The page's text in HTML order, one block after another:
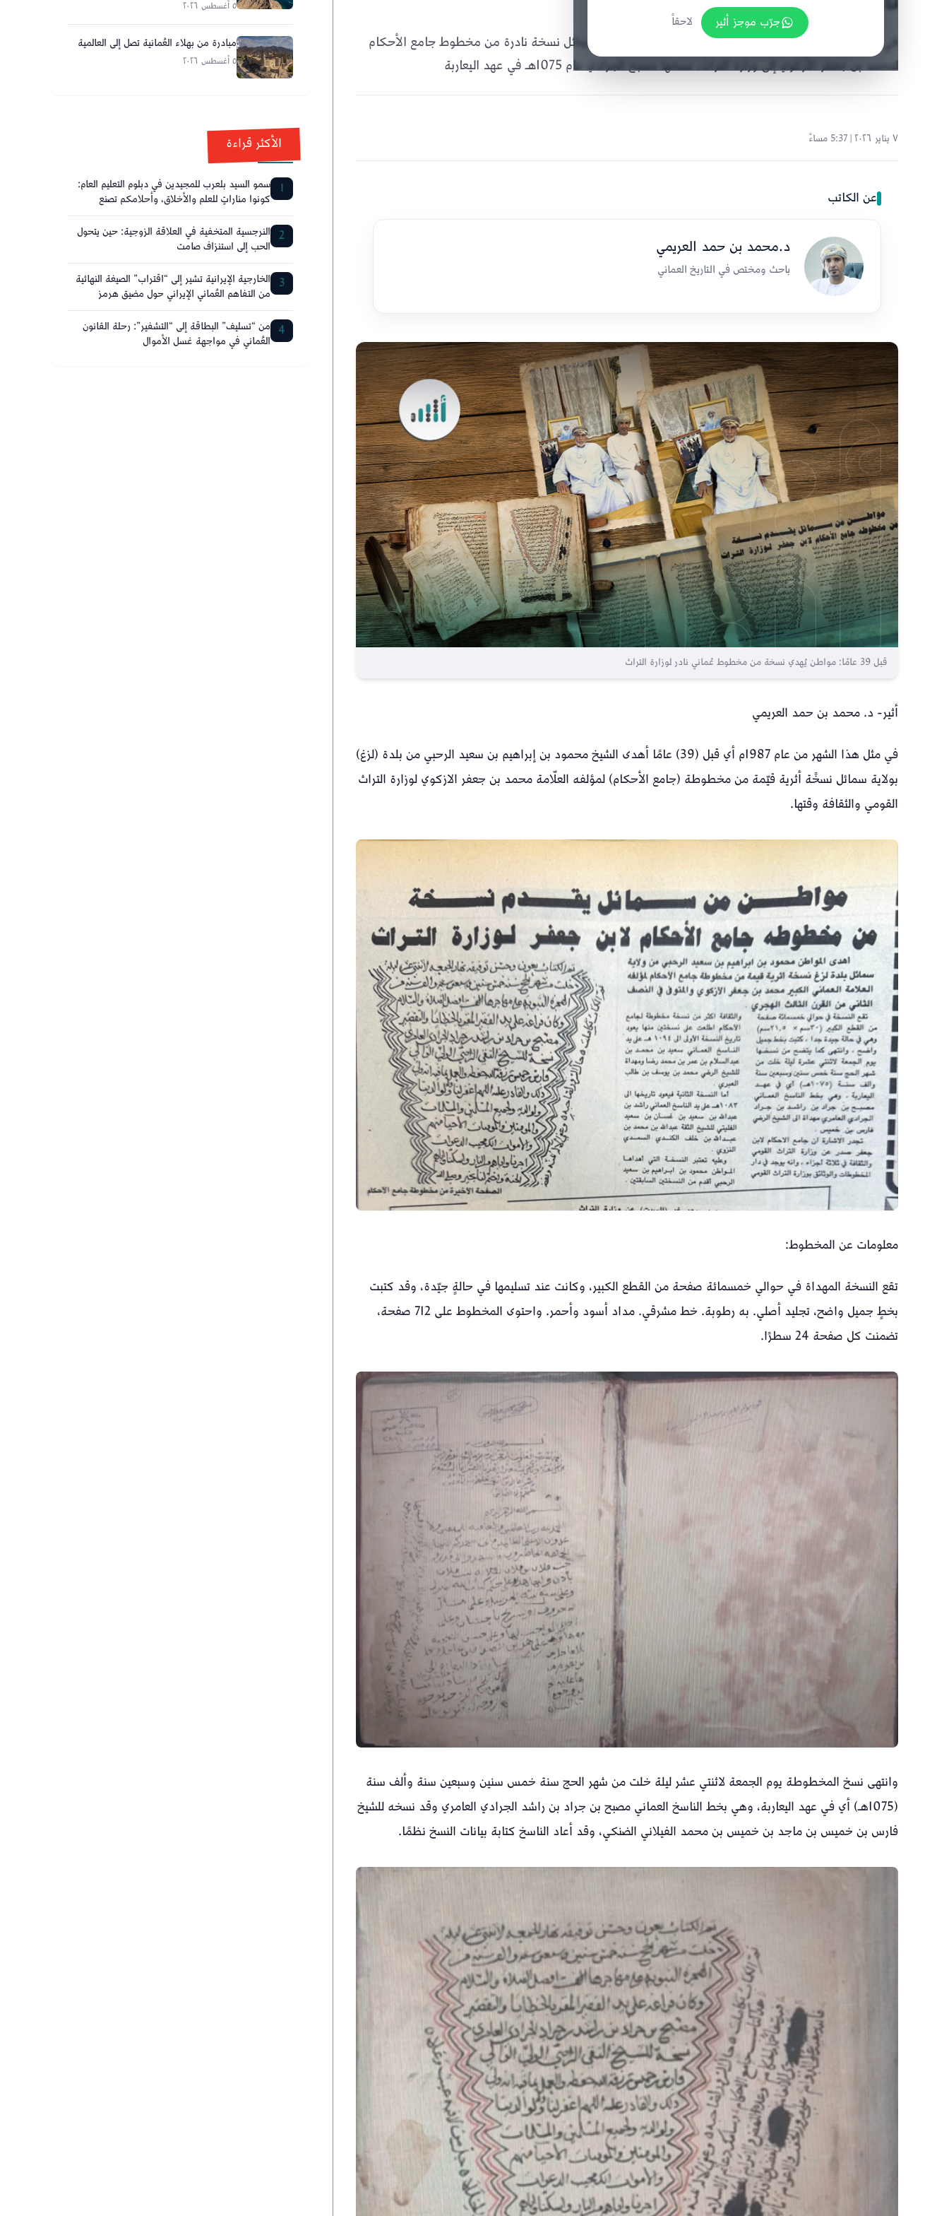
في يناير 1987 أهدى الشيخ محمود بن إبراهيم الرحبي من لزغ بسمائل نسخة نادرة من مخطوط جامع الأحكام
لمحمد بن جعفر الأزكوي إلى وزارة التراث، نسخها مصبح الجرادي عام 1075هـ في عهد اليعاربة
٧ يناير ٢٠٢٦ | 5:37 مساءً
عن الكاتب
د.محمد بن حمد العريمي
باحث ومختص في التاريخ العماني
قبل 39 عامًا: مواطن يُهدي نسخة من مخطوط عُماني نادر لوزارة التراث
أثير- د. محمد بن حمد العريمي
في مثل هذا الشهر من عام 1987م أي قبل (39) عامًا أهدى الشيخ محمود بن إبراهيم بن سعيد الرحبي من بلدة (لزغ)
بولاية سمائل نسخًة أثرية قيّمة من مخطوطة (جامع الأحكام) لمؤلفه العلّامة محمد بن جعفر الازكوي لوزارة التراث
القومي والثقافة وقتها.
معلومات عن المخطوط:
تقع النسخة المهداة في حوالي خمسمائة صفحة من القطع الكبير، وكانت عند تسليمها في حالةٍ جيّدة، وقد كتبت
بخطٍ جميل واضح، تجليد أصلي. به رطوبة. خط مشرقي. مداد أسود وأحمر. واحتوى المخطوط على 712 صفحة،
تضمنت كل صفحة 24 سطرًا.
وانتهى نسخ المخطوطة يوم الجمعة لاثنتي عشر ليلة خلت من شهر الحج سنة خمس سنين وسبعين سنة وألف سنة
(1075هـ) أي في عهد اليعاربة، وهي بخط الناسخ العماني مصبح بن جراد بن راشد الجرادي العامري وقد نسخه للشيخ
فارس بن خميس بن ماجد بن خميس بن محمد الفيلاني الضنكي، وقد أعاد الناسخ كتابة بيانات النسخ نظمًا.
جرّب موجز أثير
لاحقاً
٥ أغسطس ٢٠٢٦
مبادرة من بهلاء العُمانية تصل إلى العالمية
٥ أغسطس ٢٠٢٦
الأكثر قراءة
1 سمو السيد بلعرب للمجيدين في دبلوم التعليم العام:
كونوا مناراتٍ للعلم والأخلاق، وأحلامكم تصنع
مستقبل عُمان
2 النرجسية المتخفية في العلاقة الزوجية: حين يتحول
الحب إلى استنزاف صامت
3 الخارجية الإيرانية تشير إلى “اقتراب” الصيغة النهائية
من التفاهم العُماني الإيراني حول مضيق هرمز
4 من “تسليف” البطاقة إلى “التشفير”: رحلة القانون
العُماني في مواجهة غسل الأموال